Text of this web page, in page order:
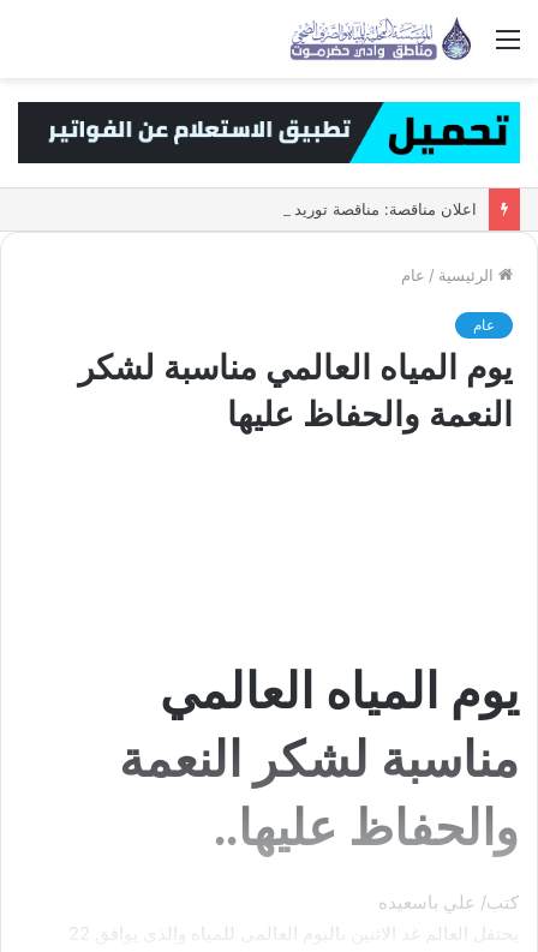
القائمة
اعلان مناقصة: مناقصة توريد عدادات المياه حجم 1/2 ه
الرئيسية / عام
عام
يوم المياه العالمي مناسبة لشكر
النعمة والحفاظ عليها
يوم المياه العالمي
مناسبة لشكر النعمة
والحفاظ عليها..
كتب/ علي باسعيده
يحتفل العالم غد الاثنين باليوم العالمى للمياه والذى يوافق 22